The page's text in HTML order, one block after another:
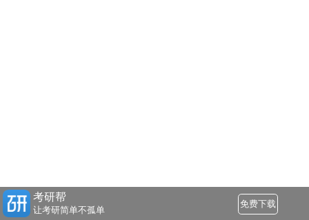
考研帮
让考研简单不孤单
免费下载